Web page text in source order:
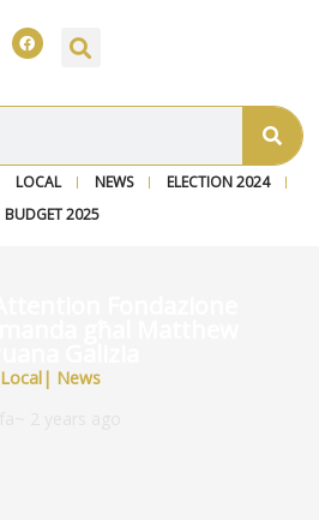
LOCAL NEWS
ELECTION 2024
BUDGET 2025
Local | News